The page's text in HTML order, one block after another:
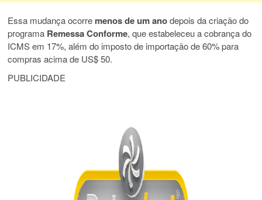
Essa mudança ocorre menos de um anodepois da criação do
programa Remessa Conforme, que estabeleceu a cobrança do
ICMS em 17%, além do imposto de importação de 60% para
compras acima de US$ 50.
PUBLICIDADE